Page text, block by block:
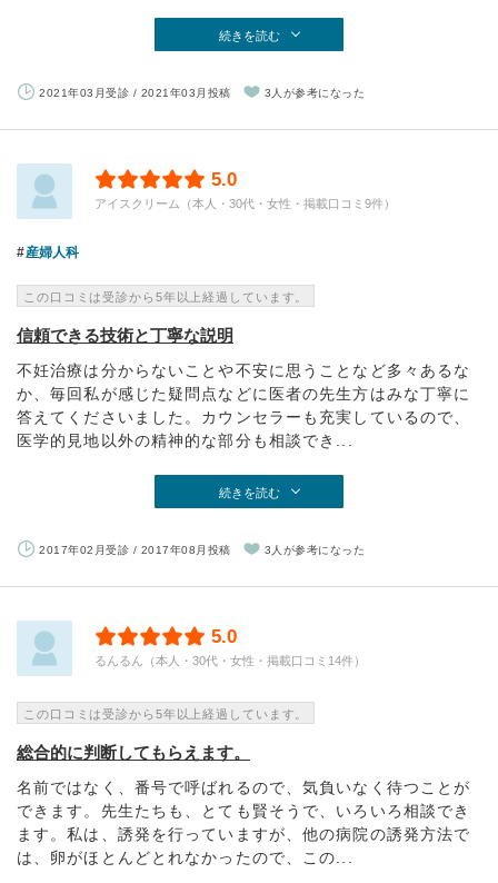
続きを読む
2021年03月受診 / 2021年03月投稿 3人が参考になった
5.0
アイスクリーム（本人・30代・女性・掲載口コミ9件）
産婦人科
この口コミは受診から5年以上経過しています。
信頼できる技術と丁寧な説明
不妊治療は分からないことや不安に思うことなど多々あるな
か、毎回私が感じた疑問点などに医者の先生方はみな丁寧に
答えてくださいました。カウンセラーも充実しているので、
医学的見地以外の精神的な部分も相談でき...
続きを読む
2017年02月受診 / 2017年08月投稿 3人が参考になった
5.0
るんるん（本人・30代・女性・掲載口コミ14件）
この口コミは受診から5年以上経過しています。
総合的に判断してもらえます。
名前ではなく、番号で呼ばれるので、気負いなく待つことが
できます。先生たちも、とても賢そうで、いろいろ相談でき
ます。私は、誘発を行っていますが、他の病院の誘発方法で
は、卵がほとんどとれなかったので、この...